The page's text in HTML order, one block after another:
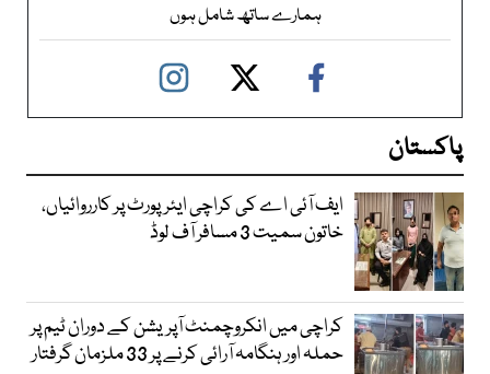
ہمارے ساتھ شامل ہوں
پاکستان
ایف آئی اے کی کراچی ایئرپورٹ پر کارروائیاں،
خاتون سمیت 3 مسافر آف لوڈ
کراچی میں انکروچمنٹ آپریشن کے دوران ٹیم پر
حملہ اور ہنگامہ آرائی کرنے پر 33 ملزمان گرفتار